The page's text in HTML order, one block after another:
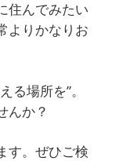
住んでみたい
よりかなりお
る場所を”。
んか？
す。ぜひご検